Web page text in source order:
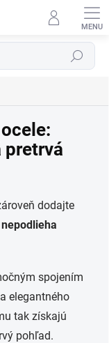
Hľadať
pretrvá
dodajte
nepodlieha
spojením
elegantného
tak získajú
pohľad.